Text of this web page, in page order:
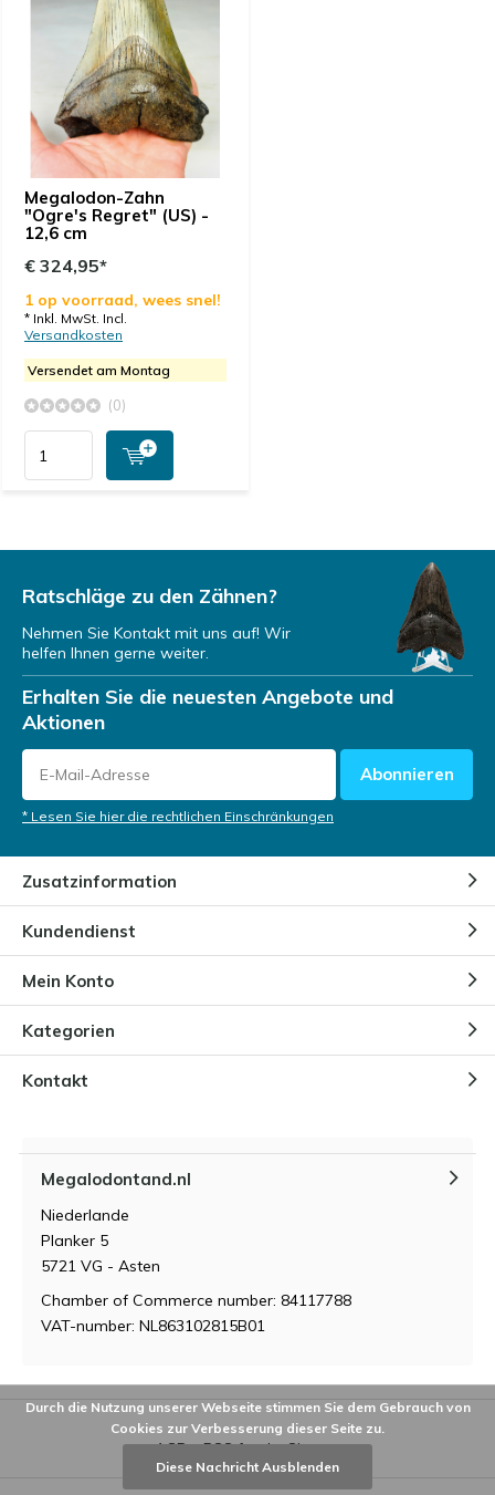
Megalodon-Zahn
"Ogre's Regret" (US) -
12,6 cm
€ 324,95*
1 op voorraad, wees snel!
* Inkl. MwSt. Incl.
Versandkosten
Versendet am Montag
(0)
Ratschläge zu den Zähnen?
Nehmen Sie Kontakt mit uns auf! Wir
helfen Ihnen gerne weiter.
Erhalten Sie die neuesten Angebote und
Aktionen
Abonnieren
* Lesen Sie hier die rechtlichen Einschränkungen
Zusatzinformation
Kundendienst
Mein Konto
Kategorien
Kontakt
Megalodontand.nl
Niederlande
Planker 5
5721 VG - Asten
Chamber of Commerce number: 84117788
VAT-number: NL863102815B01
AGB RSS feed Sitemap
Durch die Nutzung unserer Webseite stimmen Sie dem Gebrauch von
Cookies zur Verbesserung dieser Seite zu.
Diese Nachricht Ausblenden